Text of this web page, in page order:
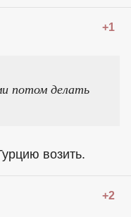
+1
потом делать
возить.
+2